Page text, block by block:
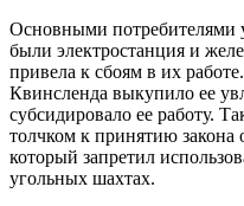
Основными потребителями
были электростанция и
привела к сбоям в их
Квинсленда выкупило ее
субсидировало ее работу.
толчком к принятию закона
который запретил
угольных шахтах.